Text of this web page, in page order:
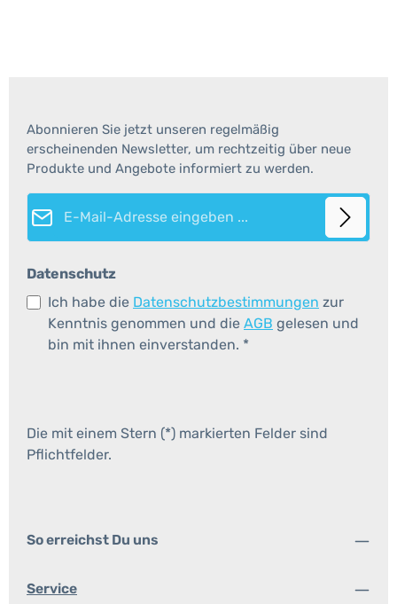
Abonnieren Sie jetzt unseren regelmäßig
erscheinenden Newsletter, um rechtzeitig über neue
Produkte und Angebote informiert zu werden.
E-Mail-Adresse*
Datenschutz
Ich habe die Datenschutzbestimmungen zur
Kenntnis genommen und die AGB gelesen und
bin mit ihnen einverstanden. *
Die mit einem Stern (*) markierten Felder sind
Pflichtfelder.
So erreichst Du uns
Service